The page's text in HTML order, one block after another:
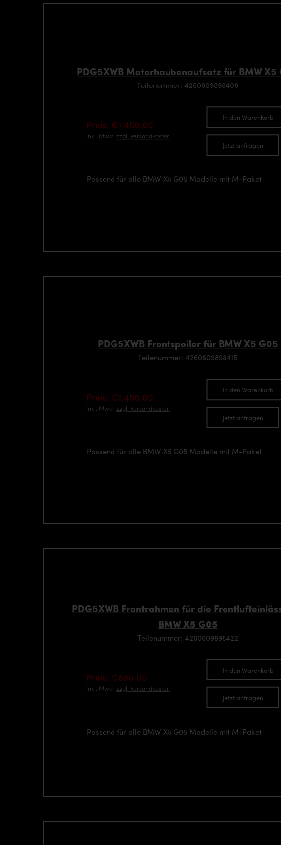
PDG5XWB Motorhaubenaufsatz für BMW X5
Teilenummer: 4260609898408
Preis: €1,450.00
inkl. Mwst. zzgl. Versandkosten
In den Warenkorb
Jetzt anfragen
Passend für alle BMW X5 G05 Modelle mit M-Paket
PDG5XWB Frontspoiler für BMW X5 G05
Teilenummer: 4260609898415
Preis: €1,490.00
inkl. Mwst. zzgl. Versandkosten
In den Warenkorb
Jetzt anfragen
Passend für alle BMW X5 G05 Modelle mit M-Paket
PDG5XWB Frontrahmen für die
BMW X5 G05
Teilenummer: 4260609898422
Preis: €890.00
inkl. Mwst. zzgl. Versandkosten
In den Warenkorb
Jetzt anfragen
Passend für alle BMW X5 G05 Modelle mit M-Paket